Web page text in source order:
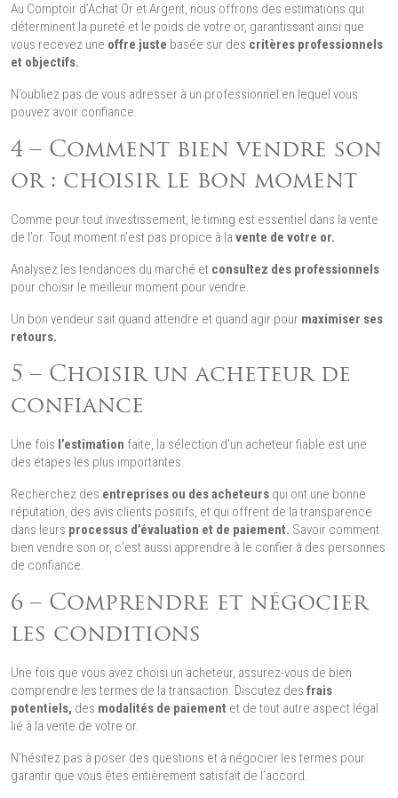
Au Comptoir d’Achat Or et Argent, nous offrons des estimations qui
déterminent la pureté et le poids de votre or, garantissant ainsi que
vous recevez une offre juste basée sur des critères professionnels
et objectifs.
N’oubliez pas de vous adresser à un professionnel en lequel vous
pouvez avoir confiance.
4 – Comment bien vendre son
or : choisir le bon moment
Comme pour tout investissement, le timing est essentiel dans la vente
de l’or. Tout moment n’est pas propice à la vente de votre or.
Analysez les tendances du marché et consultez des professionnels
pour choisir le meilleur moment pour vendre.
Un bon vendeur sait quand attendre et quand agir pour maximiser ses
retours.
5 – Choisir un acheteur de
confiance
Une fois l’estimation faite, la sélection d’un acheteur fiable est une
des étapes les plus importantes.
Recherchez des entreprises ou des acheteurs qui ont une bonne
réputation, des avis clients positifs, et qui offrent de la transparence
dans leurs processus d’évaluation et de paiement. Savoir comment
bien vendre son or, c’est aussi apprendre à le confier à des personnes
de confiance.
6 – Comprendre et négocier
les conditions
Une fois que vous avez choisi un acheteur, assurez-vous de bien
comprendre les termes de la transaction. Discutez des frais
potentiels, des modalités de paiement et de tout autre aspect légal
lié à la vente de votre or.
N’hésitez pas à poser des questions et à négocier les termes pour
garantir que vous êtes entièrement satisfait de l’accord.